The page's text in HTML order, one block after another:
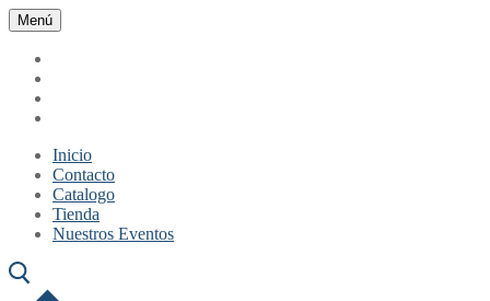
Ir
al
contenido
Menú
Cerrar
Menú
Inicio
Contacto
Catalogo
Tienda
Nuestros Eventos